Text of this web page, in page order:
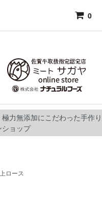
0
力無添加にこだわった手作り
ョップ
ロース